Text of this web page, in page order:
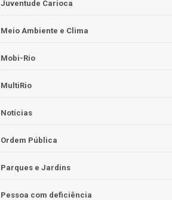
Juventude Carioca
Meio Ambiente e Clima
Mobi-Rio
MultiRio
Notícias
Ordem Pública
Parques e Jardins
Pessoa com deficiência